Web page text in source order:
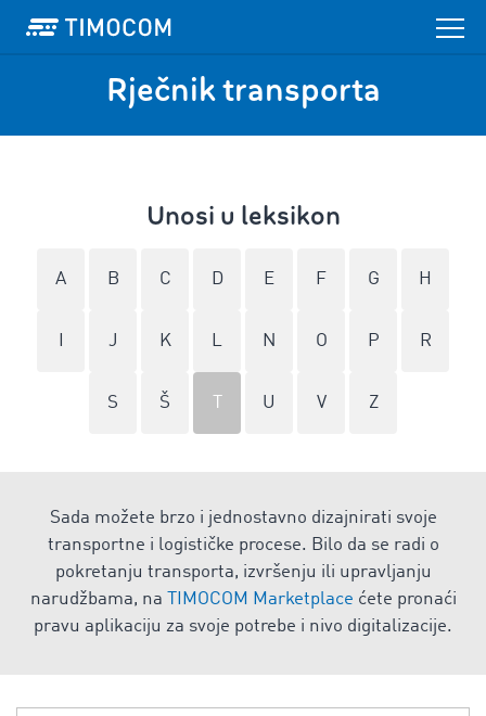
Rječnik transporta
Unosi u leksikon
A B C D E F G H
J K L N O P R
S Š U V Z
Sada možete brzo i jednostavno dizajnirati svoje
transportne i logističke procese. Bilo da se radi o
pokretanju transporta, izvršenju ili upravljanju
narudžbama, na
TIMOCOM Marketplace ćete pronaći
pravu aplikaciju za svoje potrebe i nivo digitalizacije.